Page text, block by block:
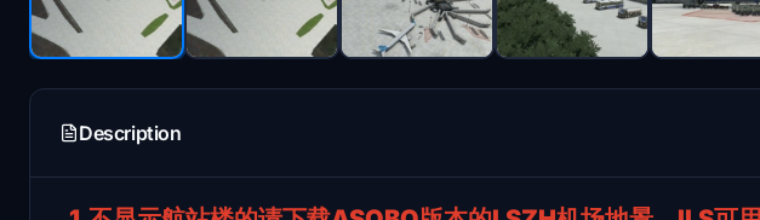
Description